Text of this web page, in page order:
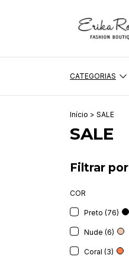
CATEGORIAS
Início > SALE
SALE
Filtrar por
COR
Preto (76)
Nude (6)
Coral (3)